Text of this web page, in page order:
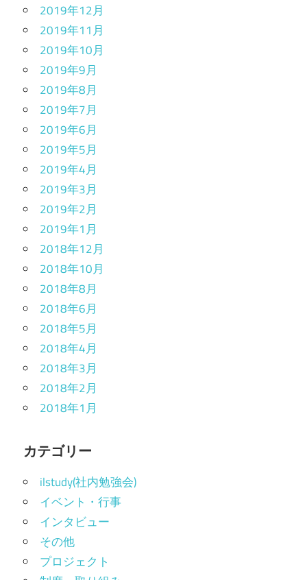
2019年12月
2019年11月
2019年10月
2019年9月
2019年8月
2019年7月
2019年6月
2019年5月
2019年4月
2019年3月
2019年2月
2019年1月
2018年12月
2018年10月
2018年8月
2018年6月
2018年5月
2018年4月
2018年3月
2018年2月
2018年1月
カテゴリー
ilstudy(社内勉強会)
イベント・行事
インタビュー
その他
プロジェクト